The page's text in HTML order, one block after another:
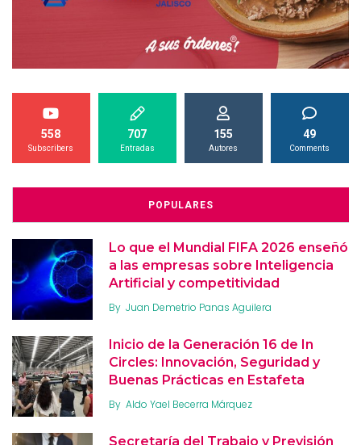
558
Subscribers
707
Entradas
155
Autores
49
Comments
POPULARES
Lo que el Mundial FIFA 2026 enseñó
a las empresas sobre Inteligencia
Artificial y competitividad
By Juan Demetrio Panas Aguilera
Inicio de la Generación 16 de In
Circles: Innovación, Seguridad y
Buenas Prácticas en Estafeta
By Aldo Yael Becerra Márquez
Secretaría del Trabajo y Previsión